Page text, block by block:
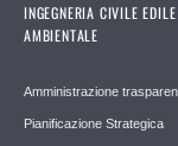
INGEGNERIA CIVILE
AMBIENTALE
Amministrazione
Pianificazione Strategica